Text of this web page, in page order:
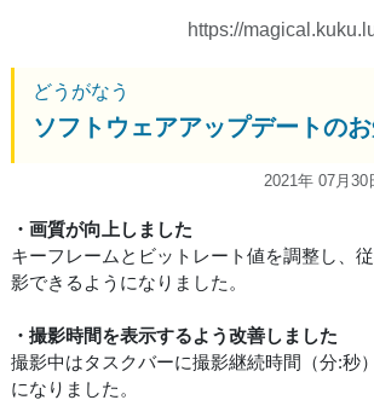
https://
どうがなう
ソフトウェアアップデートの
2021年 07月30
・画質が向上しました
キーフレームとビットレート値を調整し、
影できるようになりました。
・撮影時間を表示するよう改善しました
撮影中はタスクバーに撮影継続時間（分:秒
になりました。